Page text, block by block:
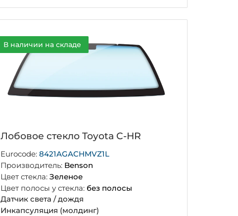
В наличии на складе
Лобовое стекло Toyota C-HR
Eurocode:8421AGACHMVZ1L
Производитель: Benson
Цвет стекла:Зеленое
Цвет полосы у стекла: без полосы
Датчик света / дождя
Инкапсуляция (молдинг)